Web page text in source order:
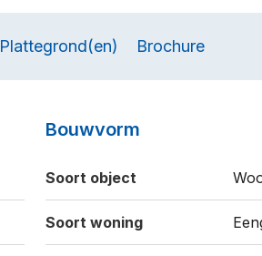
Plattegrond(en) Brochure
Bouwvorm
Soort object
Soort woning